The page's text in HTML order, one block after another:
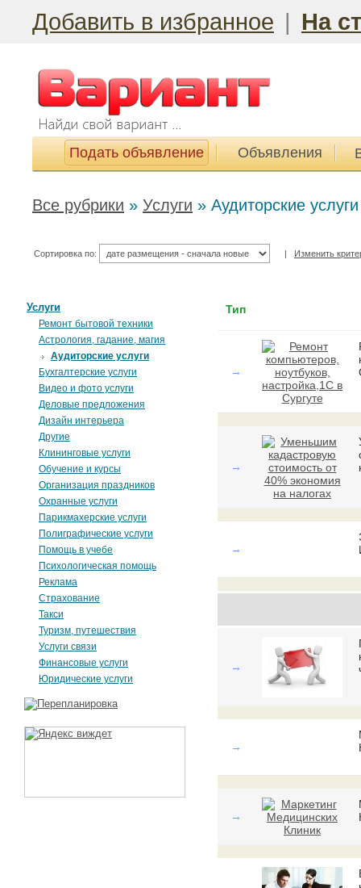
Добавить в избранное | На
Подать объявление Объявления
Все рубрики » Услуги » Аудиторские услуги
Сортировка по: | Изменить
Услуги
Ремонт бытовой техники
Астрология, гадание, магия
Аудиторские услуги
Бухгалтерские услуги
Видео и фото услуги
Деловые предложения
Дизайн интерьера
Другие
Клининговые услуги
Обучение и курсы
Организация праздников
Охранные услуги
Парикмахерские услуги
Полиграфические услуги
Помощь в учебе
Психологическая помощь
Реклама
Страхование
Такси
Туризм, путешествия
Услуги связи
Финансовые услуги
Юридические услуги
Тип
→
→
→
→
→
→